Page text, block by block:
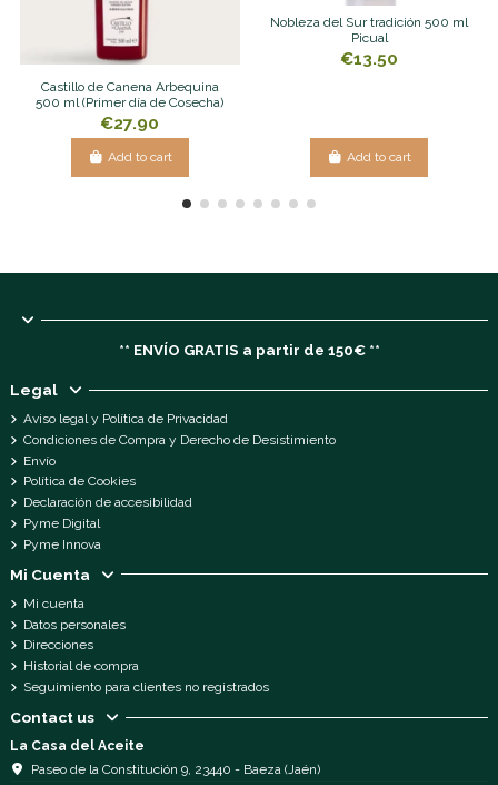
Castillo de Canena Arbequina
500 ml (Primer día de Cosecha)
€27.90
Add to cart
Nobleza del Sur tradición 500 ml
Picual
€13.50
Add to cart
** ENVÍO GRATIS a partir de 150€ **
Legal
Aviso legal y Política de Privacidad
Condiciones de Compra y Derecho de Desistimiento
Envío
Política de Cookies
Declaración de accesibilidad
Pyme Digital
Pyme Innova
Mi Cuenta
Mi cuenta
Datos personales
Direcciones
Historial de compra
Seguimiento para clientes no registrados
Contact us
La Casa del Aceite
Paseo de la Constitución 9, 23440 - Baeza (Jaén)